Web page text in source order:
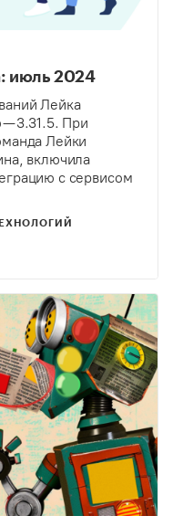
июль 2024
Лейка
— 3.31.5. При
Лейки
включила
с сервисом